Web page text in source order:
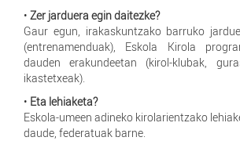
• Zer jarduera egin daitezke?
Gaur egun, irakaskuntzako barruko
(entrenamenduak), Eskola Kirola
dauden erakundeetan (kirol-klubak,
ikastetxeak).
• Eta lehiaketa?
Eskola-umeen adineko kirolarientzako
daude, federatuak barne.